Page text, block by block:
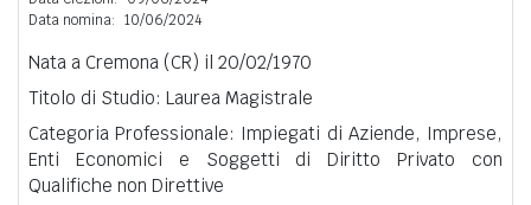
Data nomina: 10/06/2024
Nata a Cremona (CR) il 20/02/1970
Titolo di Studio: Laurea Magistrale
Categoria Professionale: Impiegati di Aziende, Imprese,
Enti Economici e Soggetti di Diritto Privato con
Qualifiche non Direttive